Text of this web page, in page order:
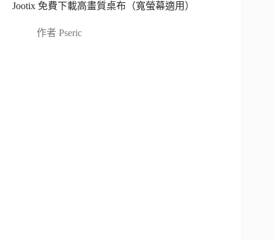
Jootix 免費下載高畫質桌布（寬螢幕適用）
作者 Pseric